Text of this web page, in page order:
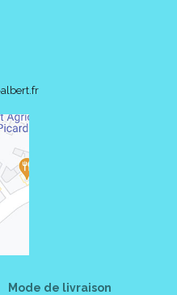
Mode de livraison